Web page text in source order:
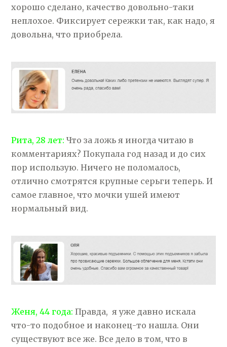
хорошо сделано, качество довольно-таки
неплохое. Фиксирует сережки так, как надо, я
довольна, что приобрела.
Рита, 28 лет: Что за ложь я иногда читаю в
комментариях? Покупала год назад и до сих
пор использую. Ничего не поломалось,
отлично смотрятся крупные серьги теперь. И
самое главное, что мочки ушей имеют
нормальный вид.
Женя, 44 года: Правда, я уже давно искала
что-то подобное и наконец-то нашла. Они
существуют все же. Все дело в том, что в